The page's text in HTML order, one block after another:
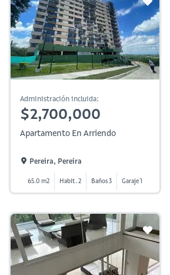
Administración incluida:
$2,700,000
Apartamento En Arriendo
Pereira, Pereira
65.0 m2 Habit. 2 Baños 3 Garaje 1